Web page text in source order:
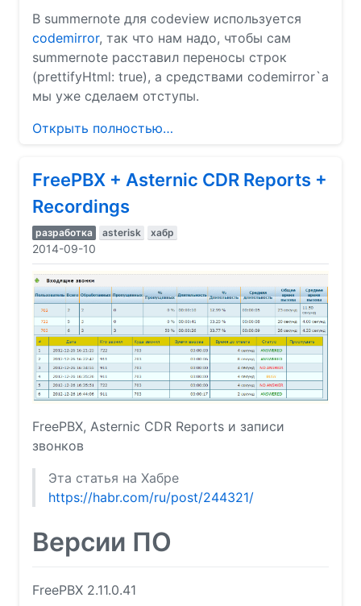
В summernote для codeview используется
codemirror, так что нам надо, чтобы сам
summernote расставил переносы строк
(prettifyHtml: true), а средствами codemirror`а
мы уже сделаем отступы.
Открыть полностью…
FreePBX + Asternic CDR Reports +
Recordings
разработка asterisk хабр
2014-09-10
FreePBX, Asternic CDR Reports и записи
звонков
Эта статья на Хабре
https://habr.com/ru/post/244321/
Версии ПО
FreePBX 2.11.0.41